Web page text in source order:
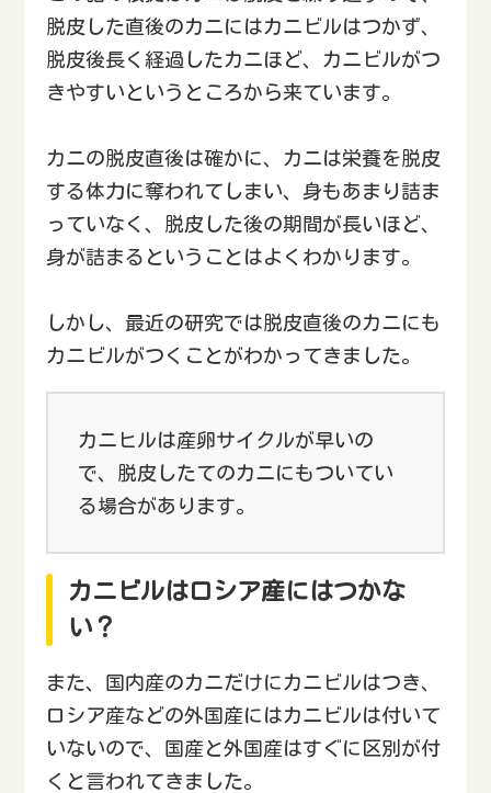
脱皮した直後のカニにはカニビルはつかず、
脱皮後長く経過したカニほど、カニビルがつ
きやすいというところから来ています。
カニの脱皮直後は確かに、カニは栄養を脱皮
する体力に奪われてしまい、身もあまり詰ま
っていなく、脱皮した後の期間が長いほど、
身が詰まるということはよくわかります。
しかし、最近の研究では脱皮直後のカニにも
カニビルがつくことがわかってきました。
カニヒルは産卵サイクルが早いの
で、脱皮したてのカニにもついてい
る場合があります。
カニビルはロシア産にはつかな
い？
また、国内産のカニだけにカニビルはつき、
ロシア産などの外国産にはカニビルは付いて
いないので、国産と外国産はすぐに区別が付
くと言われてきました。